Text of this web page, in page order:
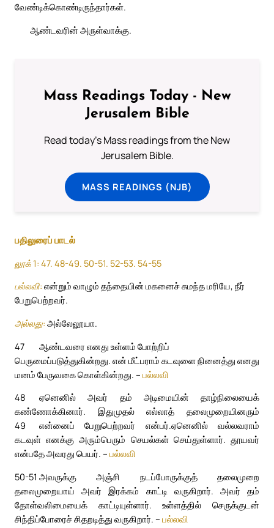
வேண்டிக்கொண்டிருந்தார்கள்.
ஆண்டவரின் அருள்வாக்கு.
Mass Readings Today - New
Jerusalem Bible
Read today's Mass readings from the New
Jerusalem Bible.
MASS READINGS (NJB)
பதிலுரைப் பாடல்
லூக் 1: 47. 48-49. 50-51. 52-53. 54-55
பல்லவி: என்றும் வாழும் தந்தையின் மகனைச் சுமந்த மரியே, நீர்
பேறுபெற்றவர்.
அல்லது: அல்லேலூயா.
47
ஆண்டவரை எனது உள்ளம் போற்றிப்
பெருமைப்படுத்துகின்றது. என் மீட்பராம் கடவுளை நினைத்து எனது
மனம் பேருவகை கொள்கின்றது. – பல்லவி
48
ஏனெனில் அவர் தம் அடிமையின் தாழ்நிலையைக்
கண்ணோக்கினார். இதுமுதல் எல்லாத் தலைமுறையினரும்
என்னைப் பேறுபெற்றவர் என்பர்.
49
ஏனெனில் வல்லவராம்
கடவுள் எனக்கு அரும்பெரும் செயல்கள் செய்துள்ளார். தூயவர்
என்பதே அவரது பெயர். – பல்லவி
50-51 அவருக்கு அஞ்சி நடப்போருக்குத் தலைமுறை
தலைமுறையாய் அவர் இரக்கம் காட்டி வருகிறார். அவர் தம்
தோள்வலிமையைக் காட்டியுள்ளார். உள்ளத்தில் செருக்குடன்
சிந்திப்போரைச் சிதறடித்து வருகிறார். – பல்லவி